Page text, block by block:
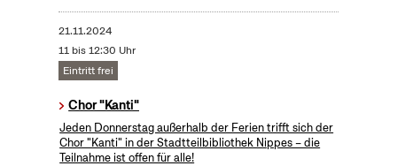
21.11.2024
11 bis 12:30 Uhr
Eintritt frei
Chor "Kanti"
Jeden Donnerstag außerhalb der Ferien trifft sich der
Chor "Kanti" in der Stadtteilbibliothek Nippes – die
Teilnahme ist offen für alle!